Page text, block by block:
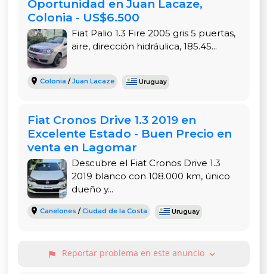
ser uno de los vehículos más resistentes y
económicos del mercado. Este modelo 2007 con
motor 1.3 Fire combina simplicidad y funcionalidad
en un equilibrio perfecto. Su interior está bien
conservado, con tapizados limpios y todos los
comandos funcionando correctamente. La
urbano más intenso. Gracias a su versatilidad y
durabilidad, sigue siendo una elección lógica para
quienes buscan un vehículo accesible que cumpla
con todas las necesidades bási
Oportunidad en Juan Lacaze,
Colonia - US$6.500
Fiat Palio 1.3 Fire 2005 gris 5 puertas,
aire, dirección hidráulica, 185.45...
Colonia /Juan Lacaze Uruguay
Fiat Cronos Drive 1.3 2019 en
Excelente Estado - Buen Precio en
venta en Lagomar
Descubre el Fiat Cronos Drive 1.3
2019 blanco con 108.000 km, único
dueño y...
Canelones /Ciudad de la Costa Uruguay
flag Reportar problema en este anuncio expand_more